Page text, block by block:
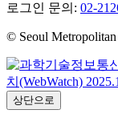
로그인 문의: 02-
© Seoul Metropolitan
상단으로